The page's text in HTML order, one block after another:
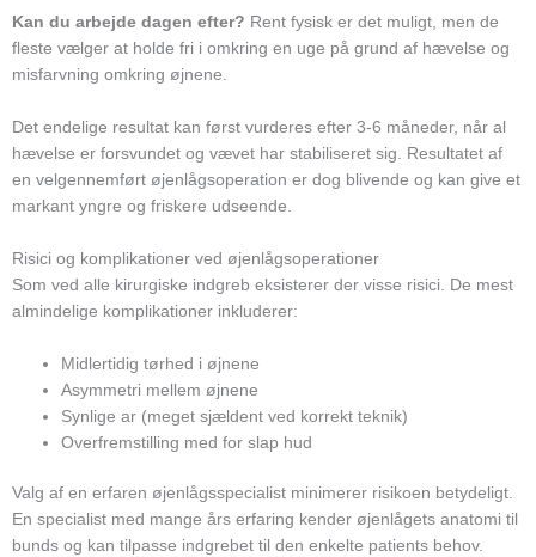
Kan du arbejde dagen efter? Rent fysisk er det muligt, men de
fleste vælger at holde fri i omkring en uge på grund af hævelse og
misfarvning omkring øjnene.
Det endelige resultat kan først vurderes efter 3-6 måneder, når al
hævelse er forsvundet og vævet har stabiliseret sig. Resultatet af
en velgennemført øjenlågsoperation er dog blivende og kan give et
markant yngre og friskere udseende.
Risici og komplikationer ved øjenlågsoperationer
Som ved alle kirurgiske indgreb eksisterer der visse risici. De mest
almindelige komplikationer inkluderer:
Midlertidig tørhed i øjnene
Asymmetri mellem øjnene
Synlige ar (meget sjældent ved korrekt teknik)
Overfremstilling med for slap hud
Valg af en erfaren øjenlågsspecialist minimerer risikoen betydeligt.
En specialist med mange års erfaring kender øjenlågets anatomi til
bunds og kan tilpasse indgrebet til den enkelte patients behov.